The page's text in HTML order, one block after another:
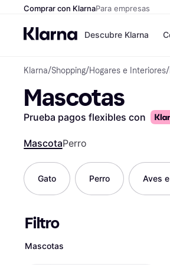
Comprar con KlarnaPara empresas
Descubre Klarna
Klarna/Shopping/Hogares e Interiores/
Mascotas
Prueba pagos flexibles con
MascotaPerro
Gato Perro Aves
Filtro
Mascotas